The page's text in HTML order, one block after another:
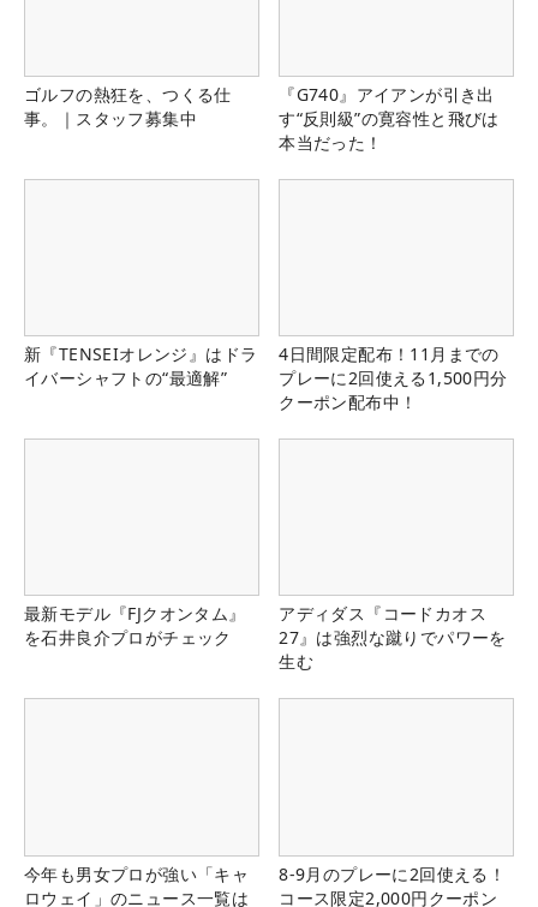
ゴルフの熱狂を、つくる仕
事。｜スタッフ募集中
『G740』アイアンが引き出
す“反則級”の寛容性と飛びは
本当だった！
新『TENSEIオレンジ』はドラ
イバーシャフトの“最適解”
4日間限定配布！11月までの
プレーに2回使える1,500円分
クーポン配布中！
最新モデル『FJクオンタム』
を石井良介プロがチェック
アディダス『コードカオス
27』は強烈な蹴りでパワーを
生む
今年も男女プロが強い「キャ
ロウェイ」のニュース一覧は
8-9月のプレーに2回使える！
コース限定2,000円クーポン